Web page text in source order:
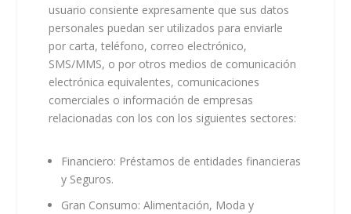
usuario consiente expresamente que sus datos
personales puedan ser utilizados para enviarle
por carta, teléfono, correo electrónico,
SMS/MMS, o por otros medios de comunicación
electrónica equivalentes, comunicaciones
comerciales o información de empresas
relacionadas con los con los siguientes sectores:
Financiero: Préstamos de entidades financieras
y Seguros.
Gran Consumo: Alimentación, Moda y